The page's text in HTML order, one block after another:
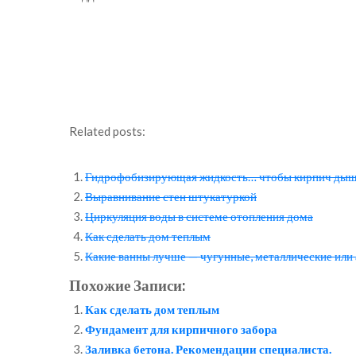
Related posts:
Гидрофобизирующая жидкость… чтобы кирпич
Выравнивание стен штукатуркой
Циркуляция воды в системе отопления дома
Как сделать дом теплым
Какие ванны лучше — чугунные, металлические или
Похожие Записи:
Как сделать дом теплым
Фундамент для кирпичного забора
Заливка бетона. Рекомендации специалиста.